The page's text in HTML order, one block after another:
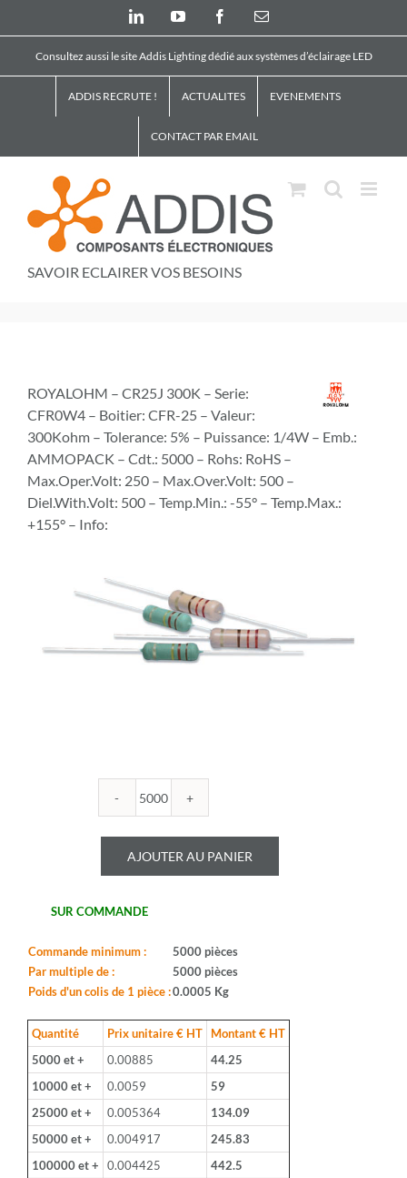
LinkedInYouTube FacebookEmail
Consultez aussi le site Addis Lighting dédié aux systèmes d’éclairage LED
ADDIS RECRUTE ! ACTUALITES EVENEMENTS
CONTACT PAR EMAIL
SAVOIR ECLAIRER VOS BESOINS
ROYALOHM – CR25J 300K – Serie:
CFR0W4 – Boitier: CFR-25 – Valeur:
300Kohm – Tolerance: 5% – Puissance: 1/4W – Emb.:
AMMOPACK – Cdt.: 5000 – Rohs: RoHS –
Max.Oper.Volt: 250 – Max.Over.Volt: 500 –
Diel.With.Volt: 500 – Temp.Min.: -55° – Temp.Max.:
+155° – Info:
quantité
-
CR25J
CFR0W4
Boitier:
25
-
Valeur:
-
Tolerance:
5%
-
Puissance:
AJOUTER AU PANIER
SUR COMMANDE
Commande minimum :
5000 pièces
Par multiple de :
5000 pièces
Poids d'un colis de 1 pièce :0.0005 Kg
Quantité Prix unitaire € HT
Montant € HT
5000 et +
0.00885
44.25
10000 et +
0.0059
59
25000 et +
0.005364
134.09
50000 et +
0.004917
245.83
100000 et +
0.004425 442.5